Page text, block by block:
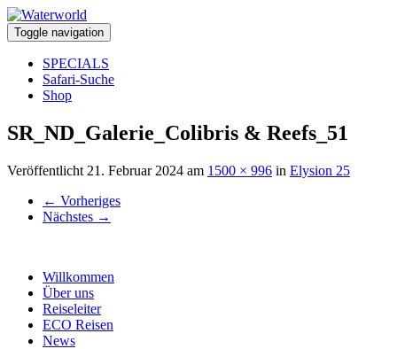
Toggle navigation
SPECIALS
Safari-Suche
Shop
SR_ND_Galerie_Colibris & Reefs_51
Veröffentlicht 21. Februar 2024 am 1500 × 996 in Elysion 25
← Vorheriges
Nächstes →
Willkommen
Über uns
Reiseleiter
ECO Reisen
News